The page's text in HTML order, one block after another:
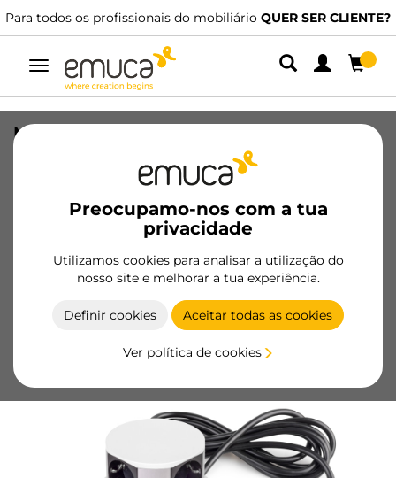
Para todos os profissionais do mobiliário QUER SER CLIENTE?
Alternar
navegação
Preocupamo-nos com a tua
privacidade
Utilizamos cookies para analisar a utilização do
nosso site e melhorar a tua experiência.
Definir cookies Aceitar todas as cookies
Ver política de cookies
Multiconector Vertikal Push diâmetro
100mm, 3 fichas tipo Schuko, 1 USB
tipo A, 1 USB tipo C, Aço e Plástico,
Pintado branco
8432393316673
Tornar-se cliente